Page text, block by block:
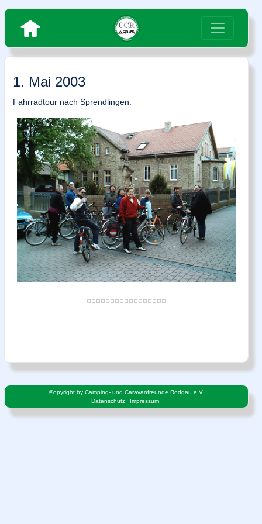
1. Mai 2003
Fahrradtour nach Sprendlingen.
©opyright by Camping- und Caravanfreunde Rodgau e.V.
Datenschutz
Impressum